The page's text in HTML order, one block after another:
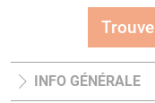
INFO GÉNÉRALE